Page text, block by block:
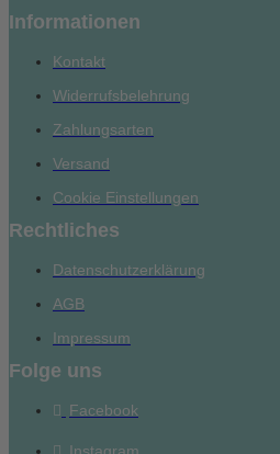
Informationen
Kontakt
Widerrufsbelehrung
Zahlungsarten
Versand
Cookie Einstellungen
Rechtliches
Datenschutzerklärung
AGB
Impressum
Folge uns
Facebook